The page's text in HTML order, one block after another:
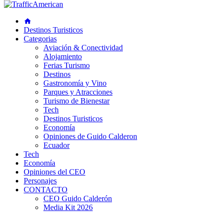
Destinos Turisticos
Categorias
Aviación & Conectividad
Alojamiento
Ferias Turismo
Destinos
Gastronomía y Vino
Parques y Atracciones
Turismo de Bienestar
Tech
Destinos Turisticos
Economía
Opiniones de Guido Calderon
Ecuador
Tech
Economía
Opiniones del CEO
Personajes
CONTACTO
CEO Guido Calderón
Media Kit 2026